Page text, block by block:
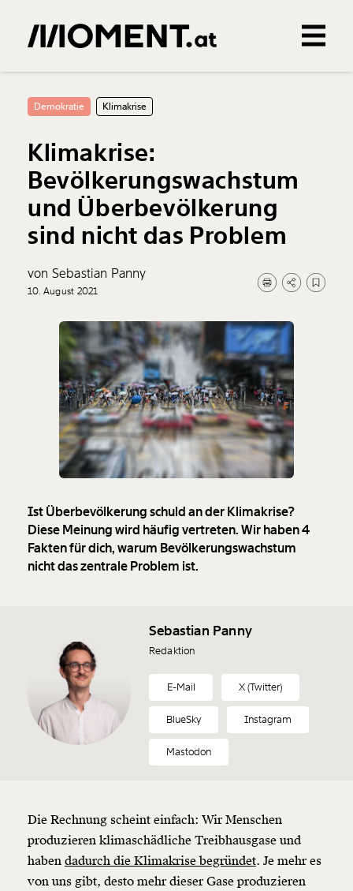
0Treffer
Demokratie Klimakrise
Klimakrise:
Bevölkerungswachstum
und Überbevölkerung
sind nicht das Problem
von Sebastian Panny
10. August 2021
Ist Überbevölkerung schuld an der Klimakrise?
Diese Meinung wird häufig vertreten. Wir haben 4
Fakten für dich, warum Bevölkerungswachstum
nicht das zentrale Problem ist.
Sebastian Panny
Redaktion
E-Mail X (Twitter)
BlueSky Instagram
Mastodon
Die Rechnung scheint einfach: Wir Menschen
produzieren klimaschädliche Treibhausgase und
haben dadurch die Klimakrise begründet. Je mehr es
von uns gibt, desto mehr dieser Gase produzieren